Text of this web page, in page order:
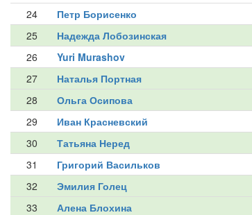
24
Петр Борисенко
25
Надежда Лобозинская
26
Yuri Murashov
27
Наталья Портная
28
Ольга Осипова
29
Иван Красневский
30
Татьяна Неред
31
Григорий Васильков
32
Эмилия Голец
33
Алена Блохина